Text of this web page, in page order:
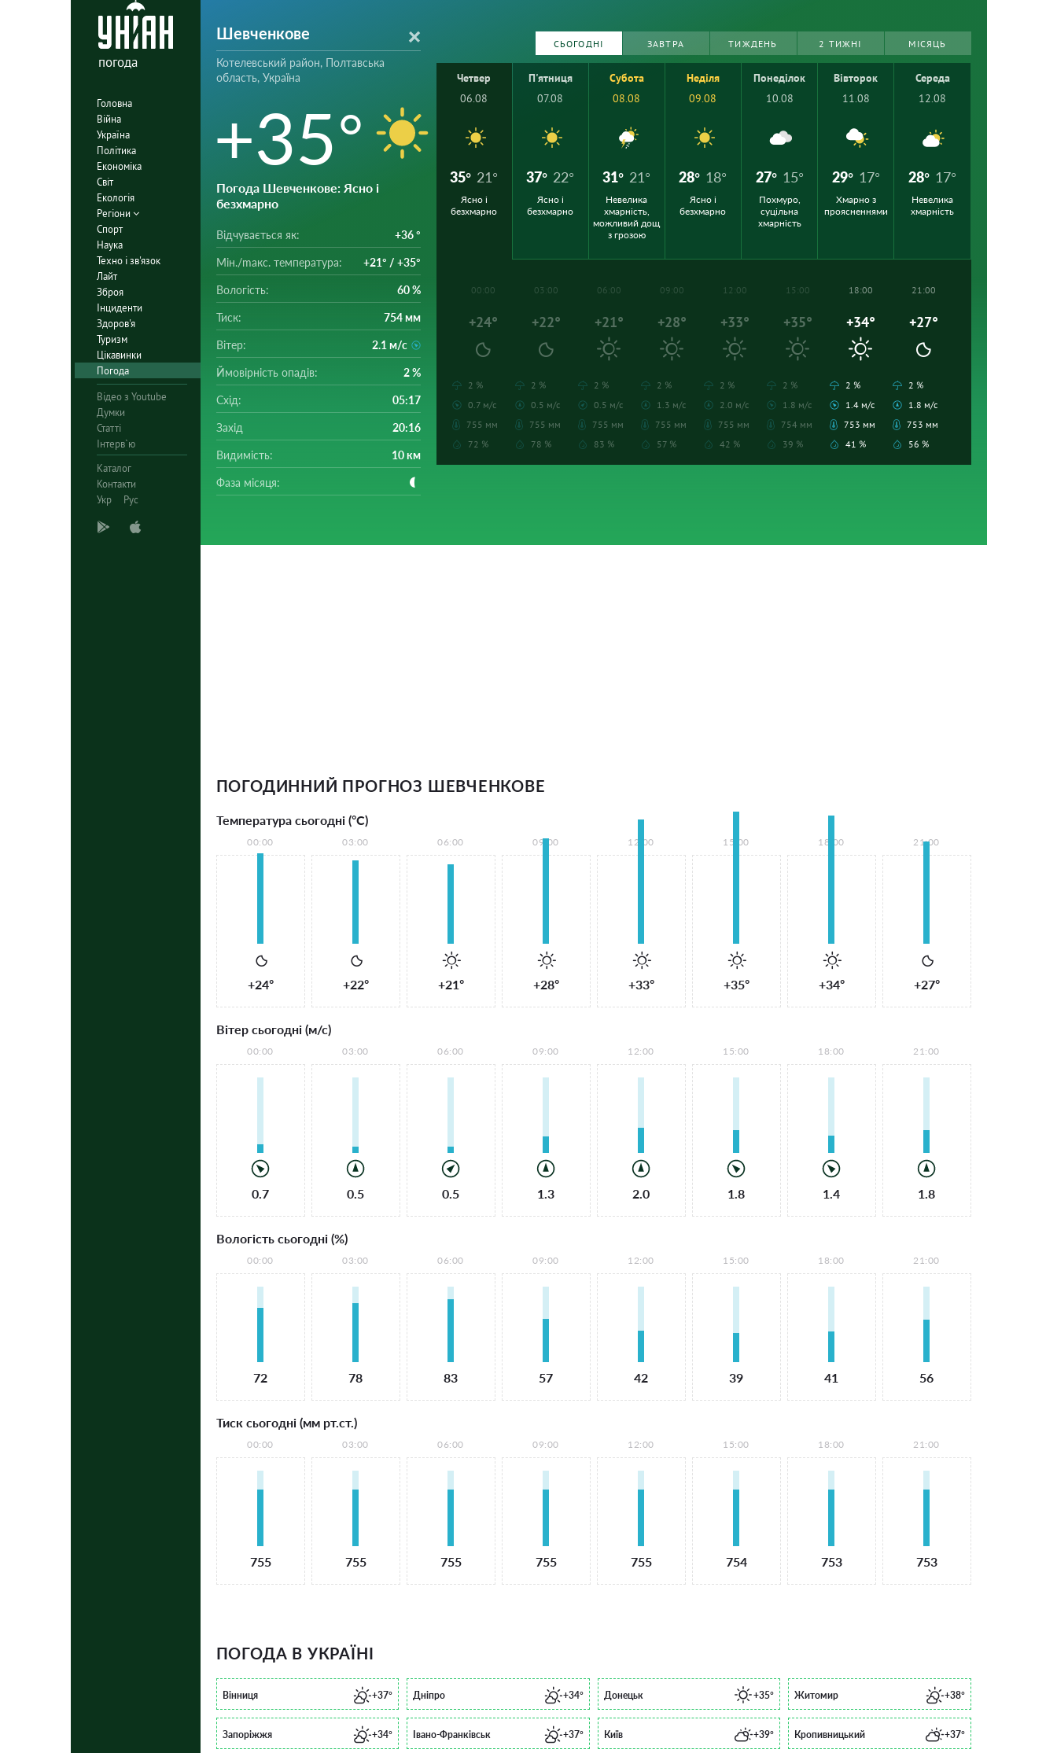
погода
Головна
Війна
Україна
Політика
Економіка
Світ
Екологія
Регіони
Спорт
Наука
Техно і зв'язок
Лайт
Зброя
Інциденти
Здоров'я
Туризм
Цікавинки
Погода
Відео з Youtube
Думки
Статті
Інтерв`ю
Каталог
Контакти
Укр
Рус
Шевченкове
Котелевський район, Полтавська
область, Україна
+35°
Погода Шевченкове: Ясно і
безхмарно
Відчувається як: +36 °
Мін./mакс. температура: +21° / +35°
Вологість: 60 %
Тиск: 754 мм
Вітер: 2.1 м/с
Ймовірність опадів: 2 %
Схід: 05:17
Захід 20:16
Видимість: 10 км
Фаза місяця:
СЬОГОДНІ ЗАВТРА ТИЖДЕНЬ 2 ТИЖНІ МІСЯЦЬ
Четвер
06.08
35° 21°
Ясно і
безхмарно
П'ятниця
07.08
37° 22°
Ясно і
безхмарно
Субота
08.08
31° 21°
Невелика
хмарність,
можливий дощ
з грозою
Неділя
09.08
28° 18°
Ясно і
безхмарно
Понеділок
10.08
27° 15°
Похмуро,
суцільна
хмарність
Вівторок
11.08
29° 17°
Хмарно з
проясненнями
Середа
12.08
28° 17°
Невелика
хмарність
00:00
+24°
2 %
0.7 м/с
755 мм
72 %
03:00
+22°
2 %
0.5 м/с
755 мм
78 %
06:00
+21°
2 %
0.5 м/с
755 мм
83 %
09:00
+28°
2 %
1.3 м/с
755 мм
57 %
12:00
+33°
2 %
2.0 м/с
755 мм
42 %
15:00
+35°
2 %
1.8 м/с
754 мм
39 %
18:00
+34°
2 %
1.4 м/с
753 мм
41 %
21:00
+27°
2 %
1.8 м/с
753 мм
56 %
ПОГОДИННИЙ ПРОГНОЗ ШЕВЧЕНКОВЕ
Температура сьогодні (°С)
00:00
+24°
03:00
+22°
06:00
+21°
09:00
+28°
12:00
+33°
15:00
+35°
18:00
+34°
21:00
+27°
Вітер сьогодні (м/с)
00:00
0.7
03:00
0.5
06:00
0.5
09:00
1.3
12:00
2.0
15:00
1.8
18:00
1.4
21:00
1.8
Вологість сьогодні (%)
00:00
72
03:00
78
06:00
83
09:00
57
12:00
42
15:00
39
18:00
41
21:00
56
Тиск сьогодні (мм рт.ст.)
00:00
755
03:00
755
06:00
755
09:00
755
12:00
755
15:00
754
18:00
753
21:00
753
ПОГОДА В УКРАЇНІ
Вінниця +37° Дніпро +34° Донецьк +35° Житомир +38°
Запоріжжя +34° Івано-Франківськ +37° Київ +39° Кропивницький +37°